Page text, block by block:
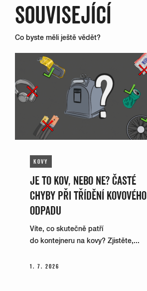
SOUVISEJÍCÍ
Co byste měli ještě vědět?
KOVY
JE TO KOV, NEBO NE? ČASTÉ
CHYBY PŘI TŘÍDĚNÍ KOVOVÉHO
ODPADU
Víte, co skutečně patří
do kontejneru na kovy? Zjistěte,...
1. 7. 2026